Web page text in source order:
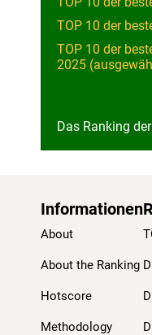
TOP 10 der
TOP 10 der
2025
Das Ranking
Informationen
About
About the Ranking
Hotscore
Methodology